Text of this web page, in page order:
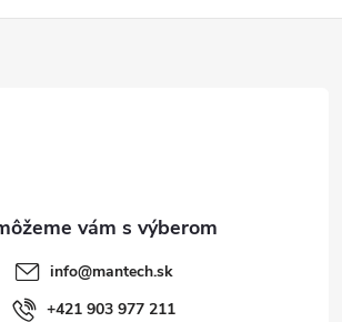
info@mantech.sk
+421 903 977 211